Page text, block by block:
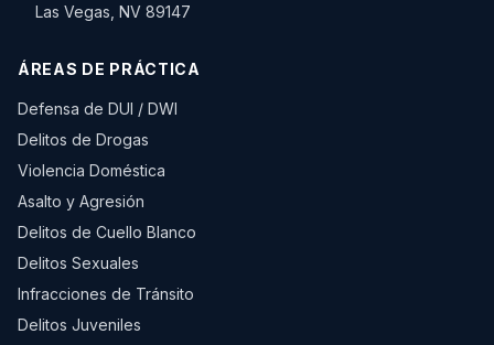
Las Vegas, NV 89147
ÁREAS DE PRÁCTICA
Defensa de DUI / DWI
Delitos de Drogas
Violencia Doméstica
Asalto y Agresión
Delitos de Cuello Blanco
Delitos Sexuales
Infracciones de Tránsito
Delitos Juveniles